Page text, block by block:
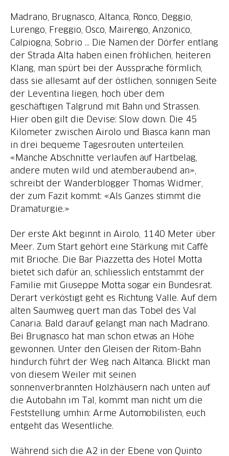
Madrano, Brugnasco, Altanca, Ronco, Deggio,
Lurengo, Freggio, Osco, Mairengo, Anzonico,
Calpiogna, Sobrio ... Die Namen der Dörfer entlang
der Strada Alta haben einen fröhlichen, heiteren
Klang, man spürt bei der Aussprache förmlich,
dass sie allesamt auf der östlichen, sonnigen Seite
der Leventina liegen, hoch über dem
geschäftigen Talgrund mit Bahn und Strassen.
Hier oben gilt die Devise: Slow down. Die 45
Kilometer zwischen Airolo und Biasca kann man
in drei bequeme Tagesrouten unterteilen.
«Manche Abschnitte verlaufen auf Hartbelag,
andere muten wild und atemberaubend an»,
schreibt der Wanderblogger Thomas Widmer,
der zum Fazit kommt: «Als Ganzes stimmt die
Dramaturgie.»
Der erste Akt beginnt in Airolo, 1140 Meter über
Meer. Zum Start gehört eine Stärkung mit Caffè
mit Brioche. Die Bar Piazzetta des Hotel Motta
bietet sich dafür an, schliesslich entstammt der
Familie mit Giuseppe Motta sogar ein Bundesrat.
Derart verköstigt geht es Richtung Valle. Auf dem
alten Saumweg quert man das Tobel des Val
Canaria. Bald darauf gelangt man nach Madrano.
Bei Brugnasco hat man schon etwas an Höhe
gewonnen. Unter den Gleisen der Ritom-Bahn
hindurch führt der Weg nach Altanca. Blickt man
von diesem Weiler mit seinen
sonnenverbrannten Holzhäusern nach unten auf
die Autobahn im Tal, kommt man nicht um die
Feststellung umhin: Arme Automobilisten, euch
entgeht das Wesentliche.
Während sich die A2 in der Ebene von Quinto